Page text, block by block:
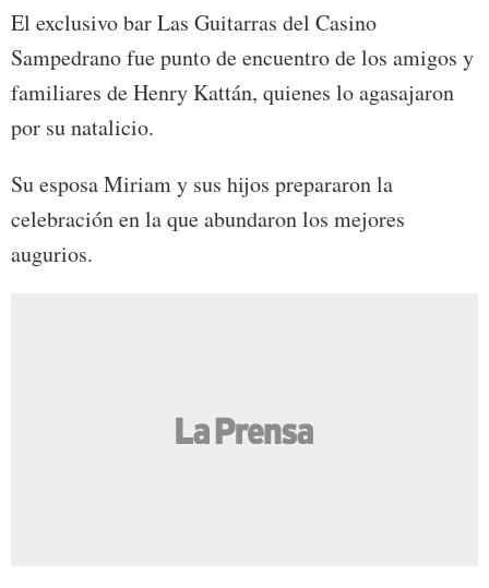
El exclusivo bar Las Guitarras del Casino
Sampedrano fue punto de encuentro de los amigos y
familiares de Henry Kattán, quienes lo agasajaron
por su natalicio.
Su esposa Miriam y sus hijos prepararon la
celebración en la que abundaron los mejores
augurios.